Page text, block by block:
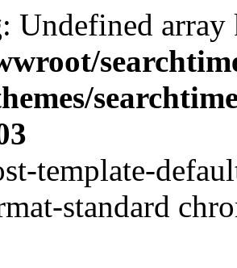
: Undefined
template-
standard